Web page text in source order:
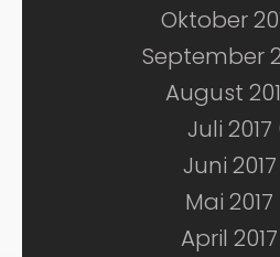
Oktober
September
August
Juli 2017
Juni
Mai
April